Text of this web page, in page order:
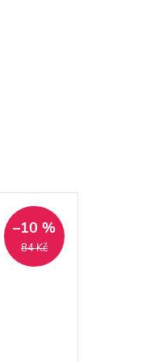
84 Kč
–10 %